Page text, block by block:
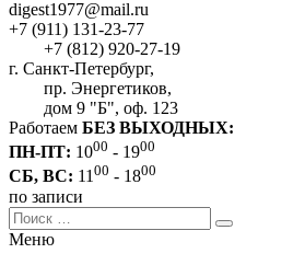
digest1977@mail.ru
+7 (911) 131-23-77
+7 (812) 920-27-19
г. Санкт-Петербург,
пр. Энергетиков,
дом 9 "Б", оф. 123
Работаем БЕЗ ВЫХОДНЫХ:
ПН-ПТ: 1000 - 1900
СБ, ВС: 1100 - 1800
по записи
Меню